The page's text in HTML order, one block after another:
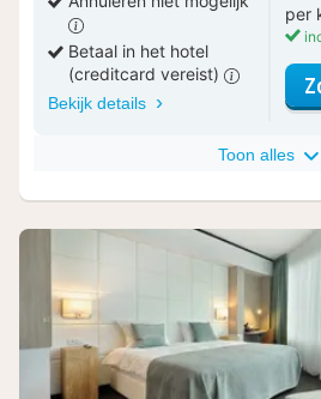
Betaal in het hotel
(creditcard vereist)
Bekijk details
per
Toon alles